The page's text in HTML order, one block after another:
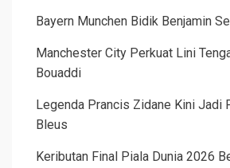
Bayern Munchen Bidik Benjamin
Manchester City Perkuat Lini
Bouaddi
Legenda Prancis Zidane Kini Jadi
Bleus
Keributan Final Piala Dunia 2026